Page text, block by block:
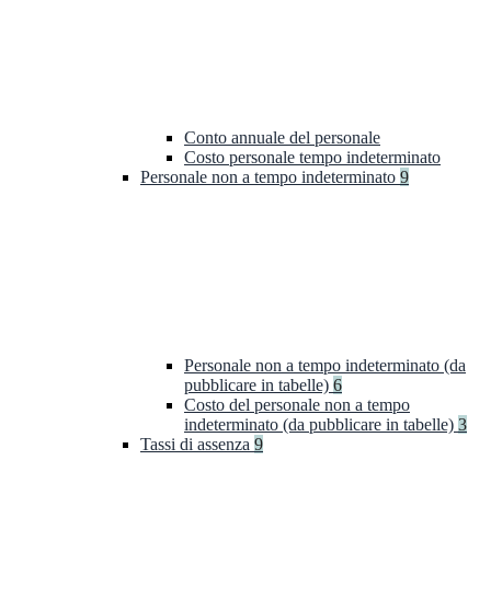
Conto annuale del personale
Costo personale tempo indeterminato
Personale non a tempo indeterminato 9
Personale non a tempo indeterminato (da
pubblicare in tabelle) 6
Costo del personale non a tempo
indeterminato (da pubblicare in tabelle) 3
Tassi di assenza 9